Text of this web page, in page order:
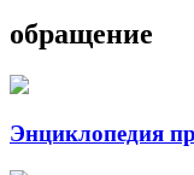
обращение
Энциклопедия